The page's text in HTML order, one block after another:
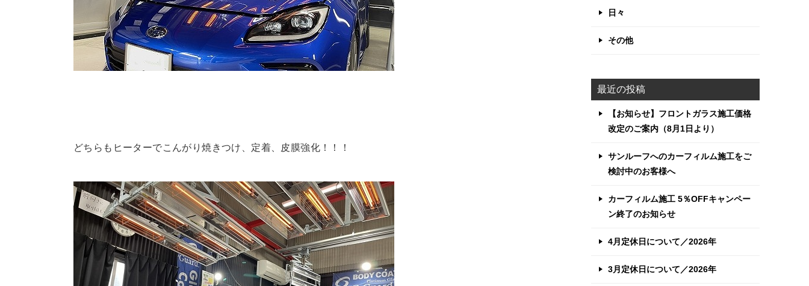
どちらもヒーターでこんがり焼きつけ、定着、皮膜強化！！！
日々
その他
最近の投稿
【お知らせ】フロントガラス施工価格
改定のご案内（8月1日より）
サンルーフへのカーフィルム施工をご
検討中のお客様へ
カーフィルム施工 5％OFFキャンペー
ン終了のお知らせ
4月定休日について／2026年
3月定休日について／2026年